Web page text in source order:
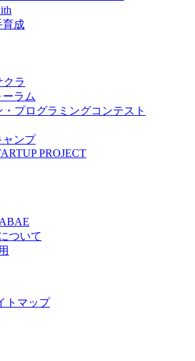
育成
クラ
ラム
プログラミングコンテスト
ャンプ
PROJECT
ついて
トマップ